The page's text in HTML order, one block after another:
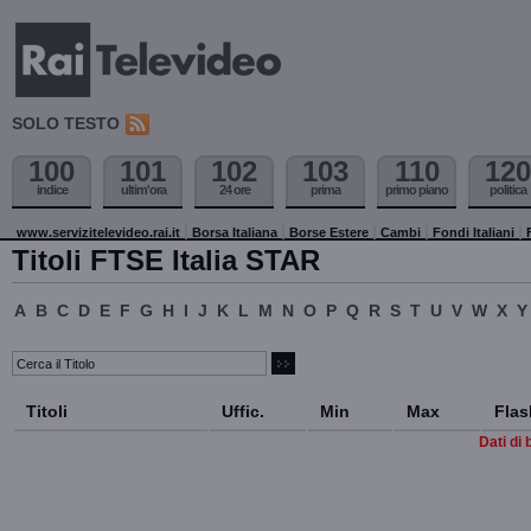
SOLO TESTO
100
indice
101
ultim'ora
102
24 ore
103
prima
110
primo piano
120
politica
www.servizitelevideo.rai.it Borsa Italiana Borse Estere Cambi Fondi Italiani
Titoli FTSE Italia STAR
A B C D E F G H I J K L M N O P Q R S T U V W X Y
Titoli Uffic. Min Max
Dati di